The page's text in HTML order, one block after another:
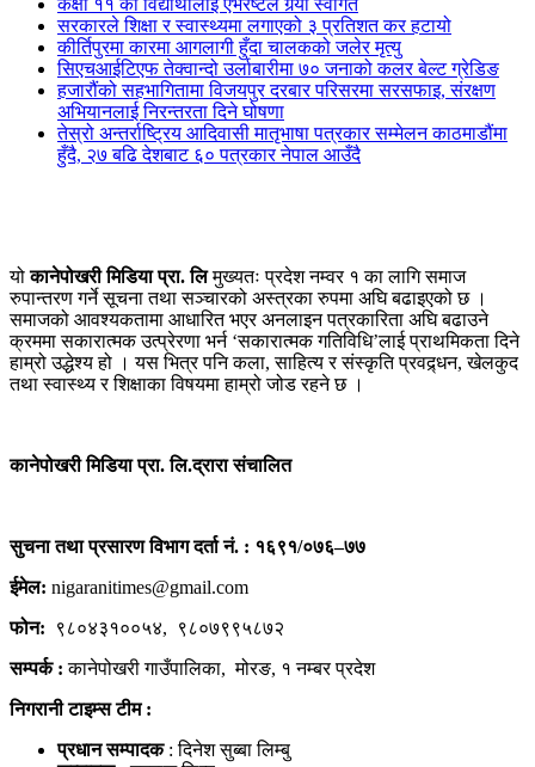
कक्षा ११ का विद्यार्थीलाई एभरेष्टले गर्र्यो स्वागत
सरकारले शिक्षा र स्वास्थ्यमा लगाएको ३ प्रतिशत कर हटायो
कीर्तिपुरमा कारमा आगलागी हुँदा चालकको जलेर मृत्यु
सिएचआईटिएफ तेक्वान्दो उर्लाबारीमा ७० जनाको कलर बेल्ट ग्रेडिङ
हजारौंको सहभागितामा विजयपुर दरबार परिसरमा सरसफाइ, संरक्षण
अभियानलाई निरन्तरता दिने घोषणा
तेस्रो अन्तर्राष्ट्रिय आदिवासी मातृभाषा पत्रकार सम्मेलन काठमाडौंमा
हुँदै, २७ बढि देशबाट ६० पत्रकार नेपाल आउँदै
योकानेपोखरी मिडिया प्रा. लिमुख्यतः प्रदेश नम्वर १ का लागि समाज
रुपान्तरण गर्ने सूचना तथा सञ्चारको अस्त्रका रुपमा अघि बढाइएको छ ।
समाजको आवश्यकतामा आधारित भएर अनलाइन पत्रकारिता अघि बढाउने
क्रममा सकारात्मक उत्प्रेरणा भर्न ‘सकारात्मक गतिविधि’लाई प्राथमिकता दिने
हाम्रो उद्धेश्य हो । यस भित्र पनि कला, साहित्य र संस्कृति प्रवद्र्धन, खेलकुद
तथा स्वास्थ्य र शिक्षाका विषयमा हाम्रो जोड रहने छ ।
कानेपोखरी मिडिया प्रा. लि.द्रारा संचालित
सुचना तथा प्रसारण विभाग दर्ता नं. : १६९१/०७६–७७
ईमेल: nigaranitimes@gmail.com
फोन:
९८०४३१००५४, ९८०७९९५८७२
सम्पर्क :कानेपोखरी गाउँपालिका, मोरङ, १ नम्बर प्रदेश
निगरानी टाइम्स टीम :
प्रधान सम्पादक : दिनेश सुब्बा लिम्बु